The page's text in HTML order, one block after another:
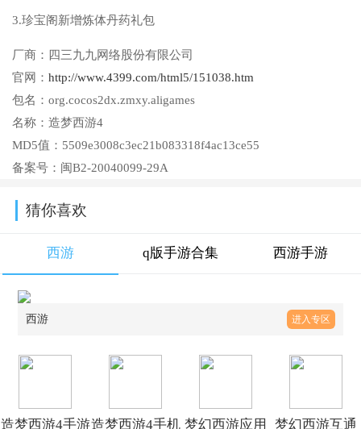
3.珍宝阁新增炼体丹药礼包
厂商： 四三九九网络股份有限公司
官网： http://www.4399.com/html5/151038.htm
包名： org.cocos2dx.zmxy.aligames
名称： 造梦西游4
MD5值： 5509e3008c3ec21b083318f4ac13ce55
备案号： 闽B2-20040099-29A
猜你喜欢
西游 q版手游合集 西游手游
西游 进入专区
造梦西游4手游造梦西游4手机 梦幻西游应用 梦幻西游互通